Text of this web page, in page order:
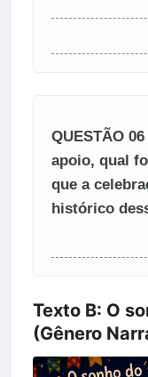
QUESTÃO
apoio, qual
que a
histórico
Texto B: O
(Gênero